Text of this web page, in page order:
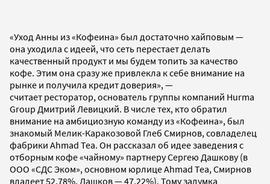
«Уход Анны из «Кофеина» был достаточно хайповым —
она уходила с идеей, что сеть перестает делать
качественный продукт и мы будем топить за качество
кофе. Этим она сразу же привлекла к себе внимание на
рынке и получила кредит доверия», —
считает ресторатор, основатель группы компаний Hurma
Group Дмитрий Левицкий. В числе тех, кто обратил
внимание на амбициозную команду из «Кофеина», был
знакомый Мелик-Каракозовой Глеб Смирнов, совладелец
фабрики Ahmad Tea. Он рассказал об идее заведения с
отборным кофе «чайному» партнеру Сергею Дашкову (в
ООО «СДС Эком», основном юрлице Ahmad Tea, Смирнов
владеет 52,78%, Дашков — 47,22%). Тому задумка